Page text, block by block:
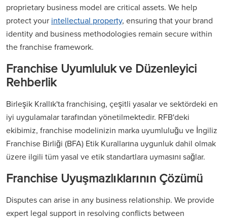
proprietary business model are critical assets. We help
protect your intellectual property, ensuring that your brand
identity and business methodologies remain secure within
the franchise framework.
Franchise Uyumluluk ve Düzenleyici
Rehberlik
Birleşik Krallık'ta franchising, çeşitli yasalar ve sektördeki en
iyi uygulamalar tarafından yönetilmektedir. RFB'deki
ekibimiz, franchise modelinizin marka uyumluluğu ve İngiliz
Franchise Birliği (BFA) Etik Kurallarına uygunluk dahil olmak
üzere ilgili tüm yasal ve etik standartlara uymasını sağlar.
Franchise Uyuşmazlıklarının Çözümü
Disputes can arise in any business relationship. We provide
expert legal support in resolving conflicts between